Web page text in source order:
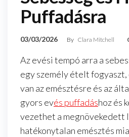
Puffadásra
03/03/2026 By Clara Mitchell
Az evési tempó arra a
egy személy ételt
van az emésztésre és az
gyors evés puffadáshoz és
vezethet a megnövekedett
hatékonytalan emésztés